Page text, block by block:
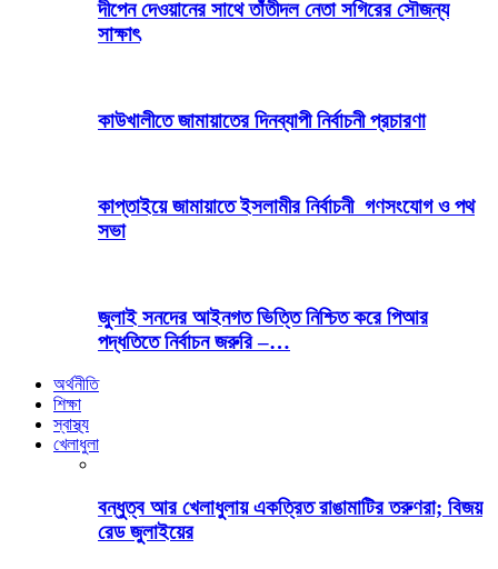
দীপেন দেওয়ানের সাথে তাঁতীদল নেতা সগিরের সৌজন্য
সাক্ষাৎ
কাউখালীতে জামায়াতের দিনব্যাপী নির্বাচনী প্রচারণা
কাপ্তাইয়ে জামায়াতে ইসলামীর নির্বাচনী গণসংযোগ ও পথ
সভা
জুলাই সনদের আইনগত ভিত্তি নিশ্চিত করে পিআর
পদ্ধতিতে নির্বাচন জরুরি –…
অর্থনীতি
শিক্ষা
স্বাস্থ্য
খেলাধুলা
বন্ধুত্ব আর খেলাধুলায় একত্রিত রাঙামাটির তরুণরা; বিজয়
রেড জুলাইয়ের